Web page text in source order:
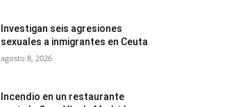
Investigan seis agresiones
sexuales a inmigrantes en Ceuta
agosto 8, 2026
Incendio en un restaurante